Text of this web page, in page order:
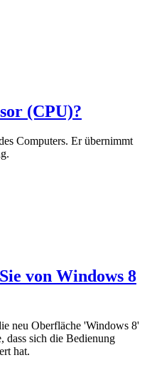
(CPU)?
Computers. Er übernimmt
von Windows 8
neu Oberfläche 'Windows 8'
dass sich die Bedienung
hat.